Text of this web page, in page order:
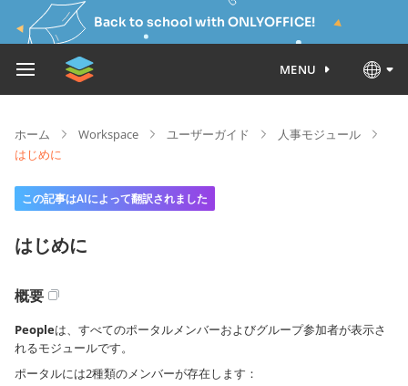
Back to school with ONLYOFFICE!
MENU
ホーム Workspace ユーザーガイド
人事モジュール
はじめに
この記事はAIによって翻訳されました
はじめに
概要
Peopleは、すべてのポータルメンバーおよびグループ参加者が表示さ
れるモジュールです。
ポータルには2種類のメンバーが存在します：